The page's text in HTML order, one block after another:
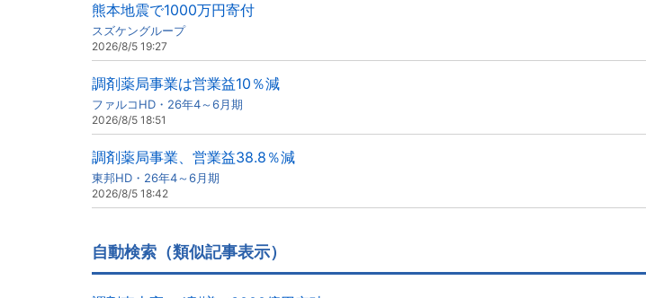
熊本地震で1000万円寄付
スズケングループ
2026/8/5 19:27
調剤薬局事業は営業益10％減
ファルコHD・26年4～6月期
2026/8/5 18:51
調剤薬局事業、営業益38.8％減
東邦HD・26年4～6月期
2026/8/5 18:42
自動検索（類似記事表示）